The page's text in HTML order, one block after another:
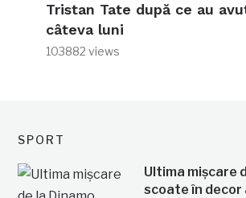
Tristan Tate după ce au
câteva luni
103882 views
SPORT
Ultima mișcare
scoate în decor